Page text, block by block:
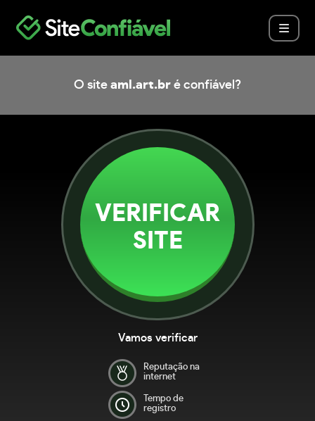
O site aml.art.br é confiável?
VERIFICAR
SITE
Vamos verificar
Reputação na
internet
Tempo de
registro